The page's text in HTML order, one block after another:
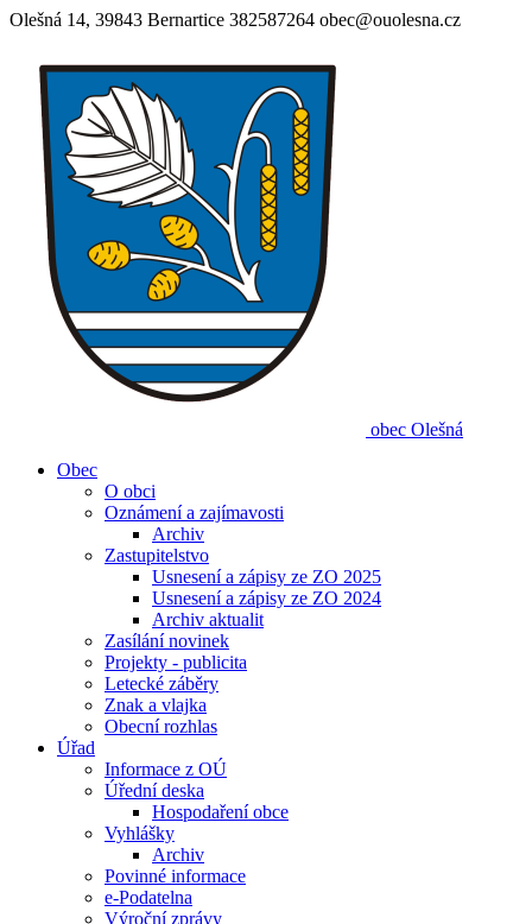
Olešná 14, 39843 Bernartice 382587264 obec@ouolesna.cz
obec Olešná
Obec
O obci
Oznámení a zajímavosti
Archiv
Zastupitelstvo
Usnesení a zápisy ze ZO 2025
Usnesení a zápisy ze ZO 2024
Archiv aktualit
Zasílání novinek
Projekty - publicita
Letecké záběry
Znak a vlajka
Obecní rozhlas
Úřad
Informace z OÚ
Úřední deska
Hospodaření obce
Vyhlášky
Archiv
Povinné informace
e-Podatelna
Výroční zprávy